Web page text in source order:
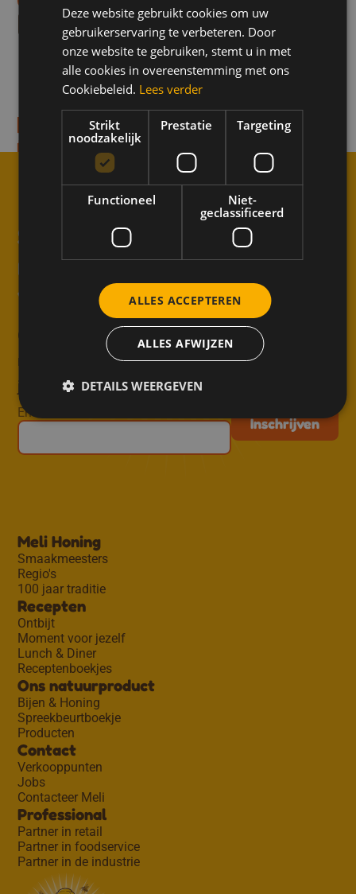
Meer recepten zoals dit
fruitbloemen
Feest Gekarameliseerde
Bereidingstijd 15-min
Ontdek het recept
Moment voor jezelf
Schrijf je in voor de
nieuwsbrief en mis niets
van Meli!
Ontvang inspirerende recepten, handige tips,
nieuwe blogs en exclusieve acties rechtstreeks in
je mailbox.
Email
Meli Honing
Smaakmeesters
Regio's
100 jaar traditie
Recepten
Ontbijt
Moment voor jezelf
Lunch & Diner
Receptenboekjes
Ons natuurproduct
Bijen & Honing
Spreekbeurtboekje
Producten
Contact
Verkooppunten
Jobs
Contacteer Meli
Professional
Partner in retail
Partner in foodservice
Partner in de industrie
Deze website gebruikt cookies om uw
gebruikerservaring te verbeteren. Door
onze website te gebruiken, stemt u in met
alle cookies in overeenstemming met ons
Cookiebeleid. Lees verder
Strikt
noodzakelijk
Prestatie Targeting
Functioneel
Niet-
geclassificeerd
ALLES ACCEPTEREN
ALLES AFWIJZEN
DETAILS WEERGEVEN